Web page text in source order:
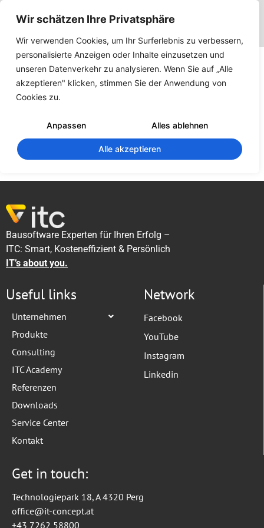
Wir schätzen Ihre Privatsphäre
Wir verwenden Cookies, um Ihr Surferlebnis zu verbessern,
personalisierte Anzeigen oder Inhalte einzusetzen und
unseren Datenverkehr zu analysieren. Wenn Sie auf „Alle
akzeptieren" klicken, stimmen Sie der Anwendung von
Cookies zu.
Anpassen Alles ablehnen
Alle akzeptieren
ITC Items 2 –
Setup
Downloads
Download Now!
Bausoftware Experten für Ihren Erfolg –
ITC: Smart, Kosteneffizient & Persönlich
IT’s about you.
Useful links
Unternehmen
Produkte
Consulting
ITC Academy
Referenzen
Downloads
Service Center
Kontakt
Network
Facebook
YouTube
Instagram
Linkedin
Get in touch:
Technologiepark 18, A 4320 Perg
office@it-concept.at
+43 7262 58800